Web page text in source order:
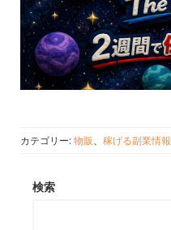
カテゴリー: 物販、 稼げる副業情報
検索